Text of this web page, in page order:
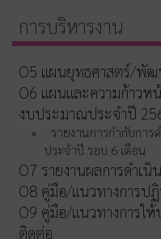
การบริหารงาน
O5 แผนยุทธศาสตร์/พัฒ
O6 แผนและความก้าวห
งบประมาณประจำปี
รายงานการกำกับกา
ประจำปี รอบ 6 เดือน
O7 รายงานผลการดำเ
O8 คู่มือ/แนวทางการป
O9 คู่มือ/แนวทางการใ
ติดต่อ